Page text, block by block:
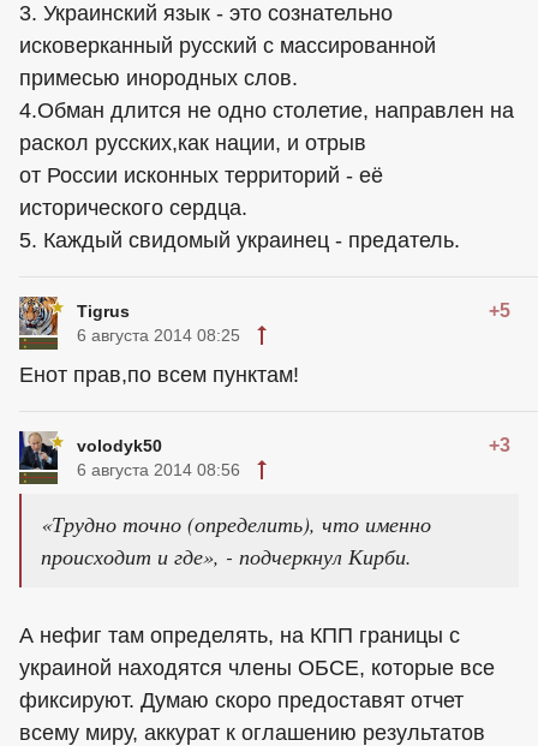
3. Украинский язык - это сознательно
исковерканный русский с массированной
примесью инородных слов.
4.Обман длится не одно столетие, направлен на
раскол русских,как нации, и отрыв
от России исконных территорий - её
исторического сердца.
5. Каждый свидомый украинец - предатель.
Tigrus +5
6 августа 2014 08:25
Енот прав,по всем пунктам!
volodyk50 +3
6 августа 2014 08:56
«Трудно точно (определить), что именно
происходит и где», - подчеркнул Кирби.
А нефиг там определять, на КПП границы с
украиной находятся члены ОБСЕ, которые все
фиксируют. Думаю скоро предоставят отчет
всему миру, аккурат к оглашению результатов